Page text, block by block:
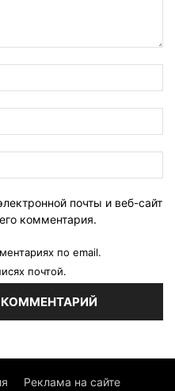
почты и веб-сайт
комментария.
по email.
почтой.
Реклама на сайте